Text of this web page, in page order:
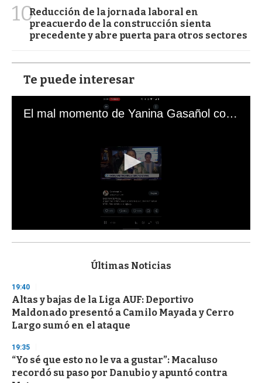
10Reducción de la jornada laboral en
preacuerdo de la construcción sienta
precedente y abre puerta para otros sectores
Te puede interesar
El mal momento de Yanina Gasañol con un hincha argentino en "Subrayado"
s
d
s
o
f
3
s
e
o
Últimas Noticias
19:40
Altas y bajas de la Liga AUF: Deportivo
Maldonado presentó a Camilo Mayada y Cerro
Largo sumó en el ataque
19:35
“Yo sé que esto no le va a gustar”: Macaluso
recordó su paso por Danubio y apuntó contra